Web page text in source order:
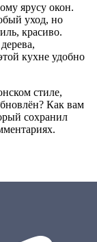
ярусу окон.
уход, но
красиво.
кухне удобно
стиле,
Как вам
сохранил